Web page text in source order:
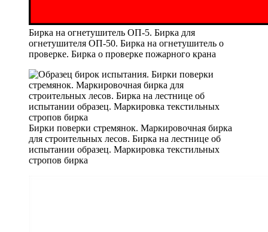
Бирка на огнетушитель ОП-5. Бирка для
огнетушителя ОП-50. Бирка на огнетушитель о
проверке. Бирка о проверке пожарного крана
Бирки поверки стремянок. Маркировочная бирка
для строительных лесов. Бирка на лестнице об
испытании образец. Маркировка текстильных
стропов бирка